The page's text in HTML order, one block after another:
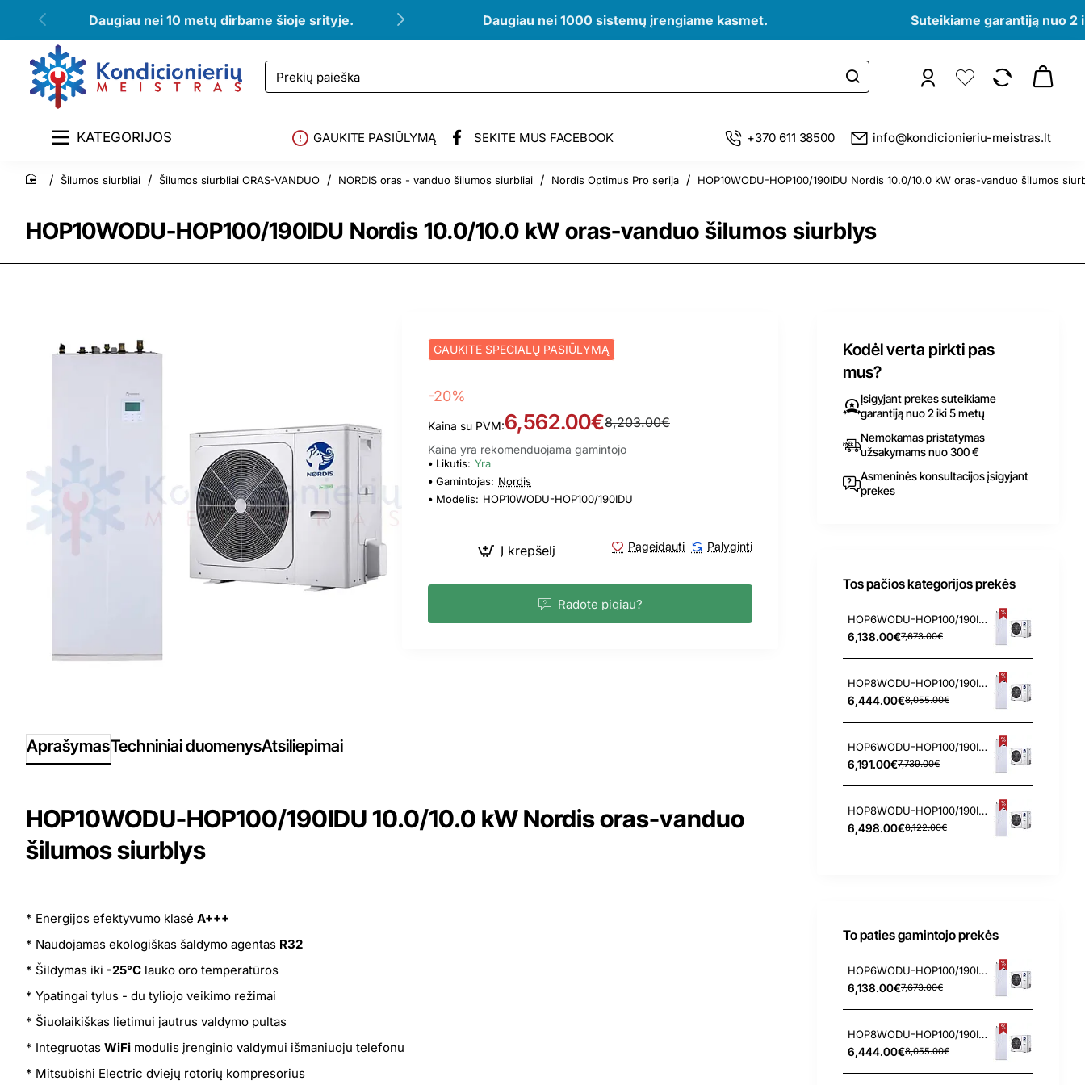
Daugiau nei 10 metų dirbame šioje srityje. Daugiau nei 1000 sistemų įrengiame kasmet. Suteikiame garantiją nuo 2
Prekių
paieška
KATEGORIJOS GAUKITE PASIŪLYMĄ SEKITE MUS FACEBOOK +370 611 38500 info@kondicionieriu-meistras.lt
HOP10WODU-HOP100/190IDU Nordis 10.0/10.0 kW oras-vanduo šilumos siurblys
home
Šilumos siurbliai Šilumos siurbliai ORAS-VANDUO NORDIS oras - vanduo šilumos siurbliai Nordis Optimus Pro serija HOP10WODU-HOP100/190IDU Nordis 10.0/10.0 kW oras-vanduo šilumos
GAUKITE SPECIALŲ PASIŪLYMĄ
-20%
Kaina su PVM:6,562.00€8,203.00€
Kaina yra rekomenduojama gamintojo
Likutis: Yra
Gamintojas: Nordis
Modelis: HOP10WODU-HOP100/190IDU
Į krepšelį
Radote pigiau?
Pageidauti Palyginti
AprašymasTechniniai duomenysAtsiliepimai
HOP10WODU-HOP100/190IDU 10.0/10.0 kW Nordis oras-vanduo
šilumos siurblys
* Energijos efektyvumo klasė A+++
* Naudojamas ekologiškas šaldymo agentas R32
* Šildymas iki -25°C lauko oro temperatūros
* Ypatingai tylus - du tyliojo veikimo režimai
* Šiuolaikiškas lietimui jautrus valdymo pultas
* Integruotas WiFi modulis įrenginio valdymui išmaniuoju telefonu
* Mitsubishi Electric dviejų rotorių kompresorius
Kodėl verta pirkti pas
mus?
Įsigyjant prekes suteikiame
garantiją nuo 2 iki 5 metų
Nemokamas pristatymas
užsakymams nuo 300 €
Asmeninės konsultacijos įsigyjant
prekes
Tos pačios kategorijos prekės
HOP6WODU-HOP100/190IDU 6.2/6.55 kW Nordis oras-vanduo šilumos siurblys
6,138.00€7,673.00€
HOP8WODU-HOP100/190IDU 8.3/8.4 kW Nordis oras-vanduo šilumos siurblys
6,444.00€8,055.00€
HOP6WODU-HOP100/190IDU3 Nordis 6.2/6.55 kW oras-vanduo šilumos siurblys
6,191.00€7,739.00€
HOP8WODU-HOP100/190IDU3 Nordis 8.3/8.4 kW oras-vanduo šilumos siurblys
6,498.00€8,122.00€
To paties gamintojo prekės
HOP6WODU-HOP100/190IDU 6.2/6.55 kW Nordis oras-vanduo šilumos siurblys
6,138.00€7,673.00€
HOP8WODU-HOP100/190IDU 8.3/8.4 kW Nordis oras-vanduo šilumos siurblys
6,444.00€8,055.00€